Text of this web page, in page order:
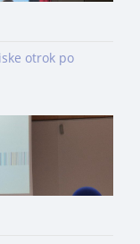
otrok po